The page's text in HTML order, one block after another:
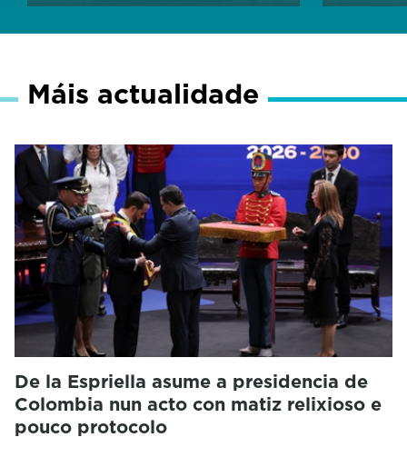
Máis actualidade
De la Espriella asume a presidencia de
Colombia nun acto con matiz relixioso e
pouco protocolo